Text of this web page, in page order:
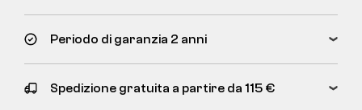
Periodo di garanzia 2 anni
Spedizione gratuita a partire da 115 €